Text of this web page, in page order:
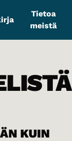
Tietoa
meistä
KUIN